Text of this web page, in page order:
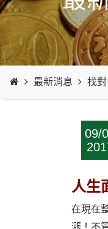
最新消息 找
09/
人生
在現在
漲！不